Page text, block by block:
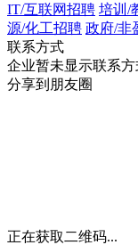
IT/互联网招聘 培训/
源/化工招聘 政府/非
联系方式
企业暂未显示联系
分享到朋友圈
正在获取二维码...